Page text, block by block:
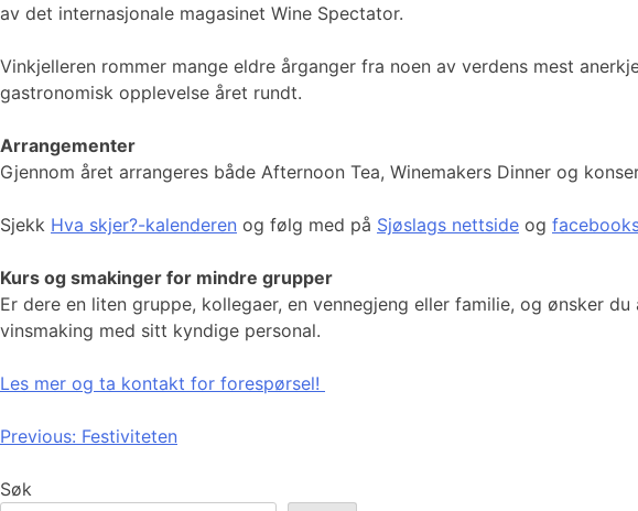
av det internasjonale magasinet Wine Spectator.
Vinkjelleren rommer mange eldre årganger fra noen av verdens mest
gastronomisk opplevelse året rundt.
Arrangementer
Gjennom året arrangeres både Afternoon Tea, Winemakers Dinner og
Sjekk Hva skjer?-kalenderen og følg med på Sjøslags nettside og
Kurs og smakinger for mindre grupper
Er dere en liten gruppe, kollegaer, en vennegjeng eller familie, og ønsker
vinsmaking med sitt kyndige personal.
Les mer og ta kontakt for forespørsel!
Innleggsnavigasjon
Previous: Festiviteten
Søk